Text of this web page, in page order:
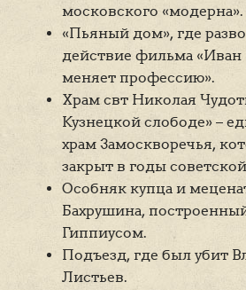
московского «модерна».
«Пьяный дом», где
действие фильма «Иван
меняет профессию».
Храм свт Николая
Кузнецкой слободе» –
храм Замоскворечья,
закрыт в годы
Особняк купца и
Бахрушина,
Гиппиусом.
Подъезд, где был убит
Листьев.